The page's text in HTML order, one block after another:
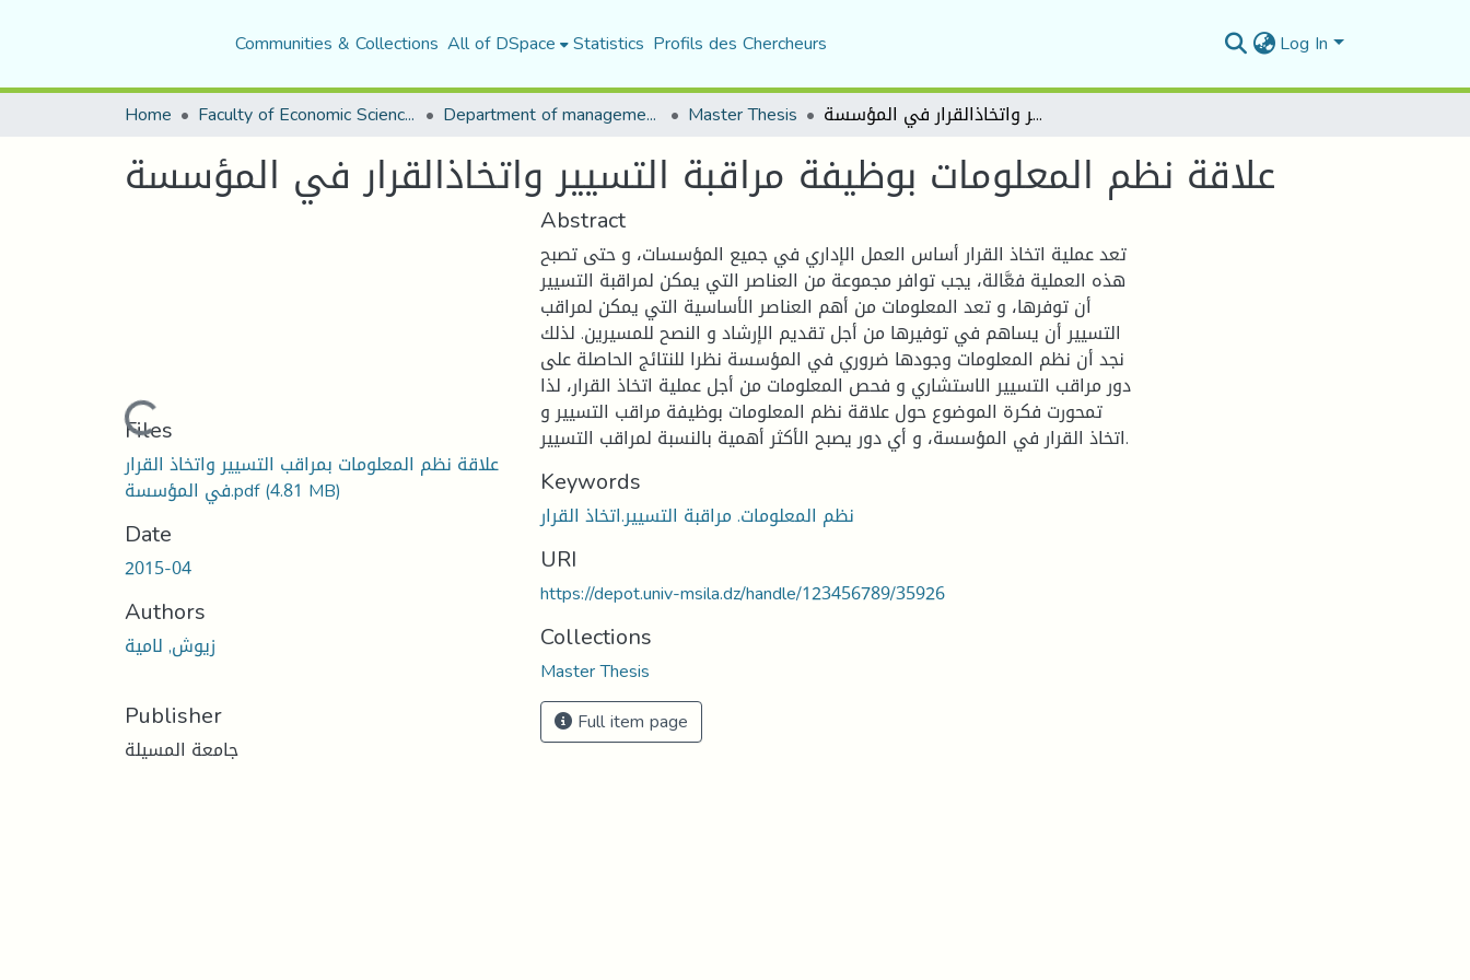
Communities & Collections All of DSpace Statistics Profils des Chercheurs Log In
Home Faculty of Economic Sciences, Commerce and Management Sciences Department of management sciences Master Thesis علاقة نظم المعلومات بوظيفة مراقبة التسيير واتخاذالقرار في المؤسسة
علاقة نظم المعلومات بوظيفة مراقبة التسيير واتخاذالقرار في المؤسسة
Loading...
Files
علاقة نظم المعلومات بمراقب التسيير واتخاذ القرار
في المؤسسة.pdf(4.81 MB)
Date
2015-04
Authors
زيوش, لامية
Publisher
جامعة المسيلة
Abstract
تعد عملية اتخاذ القرار أساس العمل الإداري في جميع المؤسسات، و حتى تصبح
هذه العملية فعَّالة، يجب توافر مجموعة من العناصر التي يمكن لمراقبة التسيير
أن توفرها، و تعد المعلومات من أهم العناصر الأساسية التي يمكن لمراقب
التسيير أن يساهم في توفيرها من أجل تقديم الإرشاد و النصح للمسيرين. لذلك
نجد أن نظم المعلومات وجودها ضروري في المؤسسة نظرا للنتائج الحاصلة على
دور مراقب التسيير الاستشاري و فحص المعلومات من أجل عملية اتخاذ القرار، لذا
تمحورت فكرة الموضوع حول علاقة نظم المعلومات بوظيفة مراقب التسيير و
اتخاذ القرار في المؤسسة، و أي دور يصبح الأكثر أهمية بالنسبة لمراقب التسيير.
Keywords
نظم المعلومات. مراقبة التسيير.اتخاذ القرار
URI
https://depot.univ-msila.dz/handle/123456789/35926
Collections
Master Thesis
Full item page